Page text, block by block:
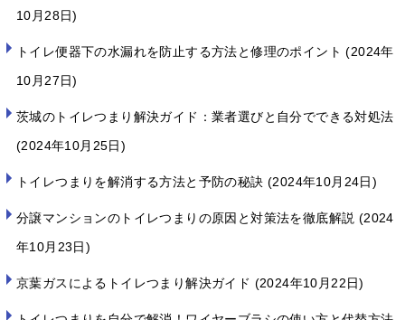
10月28日
トイレ便器下の水漏れを防止する方法と修理のポイント 2024年
10月27日
茨城のトイレつまり解決ガイド：業者選びと自分でできる対処法
2024年10月25日
トイレつまりを解消する方法と予防の秘訣 2024年10月24日
分譲マンションのトイレつまりの原因と対策法を徹底解説
2024
年10月23日
京葉ガスによるトイレつまり解決ガイド 2024年10月22日